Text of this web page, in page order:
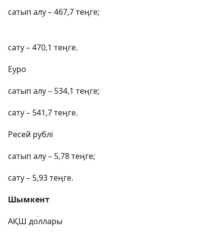
сатып алу – 467,7 теңге;
сату – 470,1 теңге.
Еуро
сатып алу – 534,1 теңге;
сату – 541,7 теңге.
Ресей рублі
сатып алу – 5,78 теңге;
сату – 5,93 теңге.
Шымкент
АҚШ доллары